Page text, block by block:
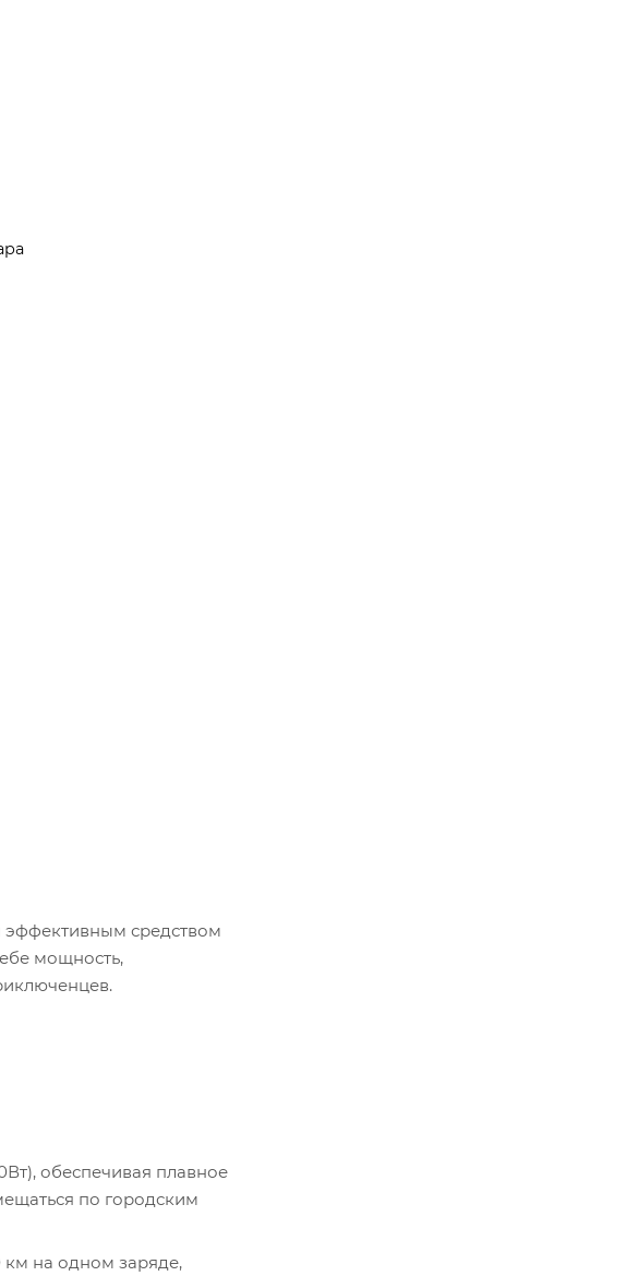
средством
мощность,
обеспечивая плавное
по городским
км на одном заряде,